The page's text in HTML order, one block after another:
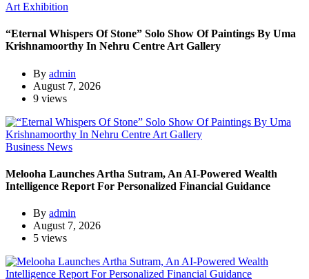
Art Exhibition
“Eternal Whispers Of Stone” Solo Show Of Paintings By Uma
Krishnamoorthy In Nehru Centre Art Gallery
By admin
August 7, 2026
9 views
Business News
Melooha Launches Artha Sutram, An AI-Powered Wealth
Intelligence Report For Personalized Financial Guidance
By admin
August 7, 2026
5 views